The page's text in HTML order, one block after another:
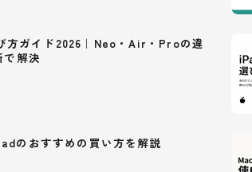
方ガイド2026｜Neo・Air・Proの違
で解決
のおすすめの買い方を解説